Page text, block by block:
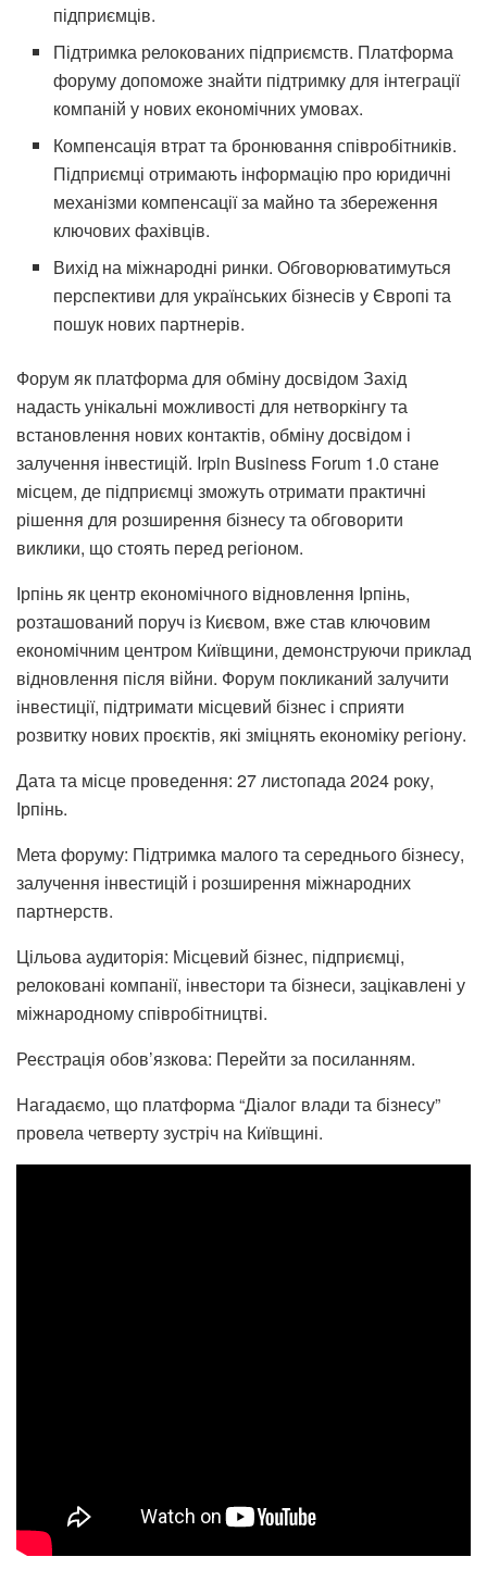
підприємців.
Підтримка релокованих підприємств. Платформа
форуму допоможе знайти підтримку для інтеграції
компаній у нових економічних умовах.
Компенсація втрат та бронювання співробітників.
Підприємці отримають інформацію про юридичні
механізми компенсації за майно та збереження
ключових фахівців.
Вихід на міжнародні ринки. Обговорюватимуться
перспективи для українських бізнесів у Європі та
пошук нових партнерів.
Форум як платформа для обміну досвідом Захід
надасть унікальні можливості для нетворкінгу та
встановлення нових контактів, обміну досвідом і
залучення інвестицій. Irpin Business Forum 1.0 стане
місцем, де підприємці зможуть отримати практичні
рішення для розширення бізнесу та обговорити
виклики, що стоять перед регіоном.
Ірпінь як центр економічного відновлення Ірпінь,
розташований поруч із Києвом, вже став ключовим
економічним центром Київщини, демонструючи приклад
відновлення після війни. Форум покликаний залучити
інвестиції, підтримати місцевий бізнес і сприяти
розвитку нових проєктів, які зміцнять економіку регіону.
Дата та місце проведення: 27 листопада 2024 року,
Ірпінь.
Мета форуму: Підтримка малого та середнього бізнесу,
залучення інвестицій і розширення міжнародних
партнерств.
Цільова аудиторія: Місцевий бізнес, підприємці,
релоковані компанії, інвестори та бізнеси, зацікавлені у
міжнародному співробітництві.
Реєстрація обов’язкова: Перейти за посиланням.
Нагадаємо, що платформа “Діалог влади та бізнесу”
провела четверту зустріч на Київщині.